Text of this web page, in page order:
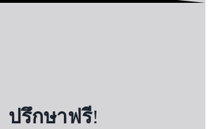
ปรึกษาฟรี!